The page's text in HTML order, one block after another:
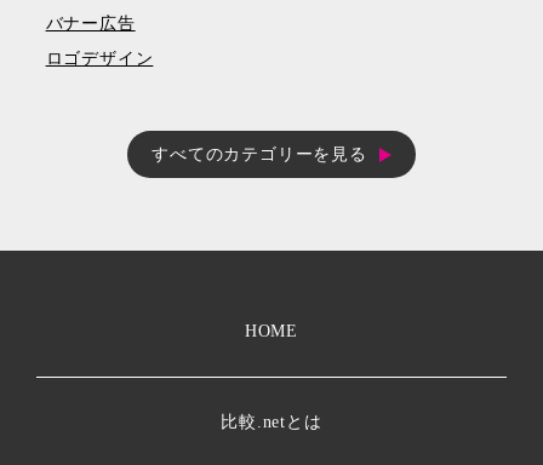
バナー広告
ロゴデザイン
すべてのカテゴリーを見る
HOME
比較.netとは